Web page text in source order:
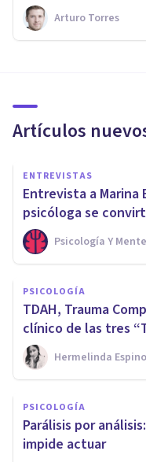
Arturo Torres
Artículos
ENTREVISTAS
Entrevista a Marina
psicóloga se
Psicología Y Mente
PSICOLOGÍA
TDAH, Trauma
clínico de las tres
Hermelinda
PSICOLOGÍA
Parálisis por
impide actuar